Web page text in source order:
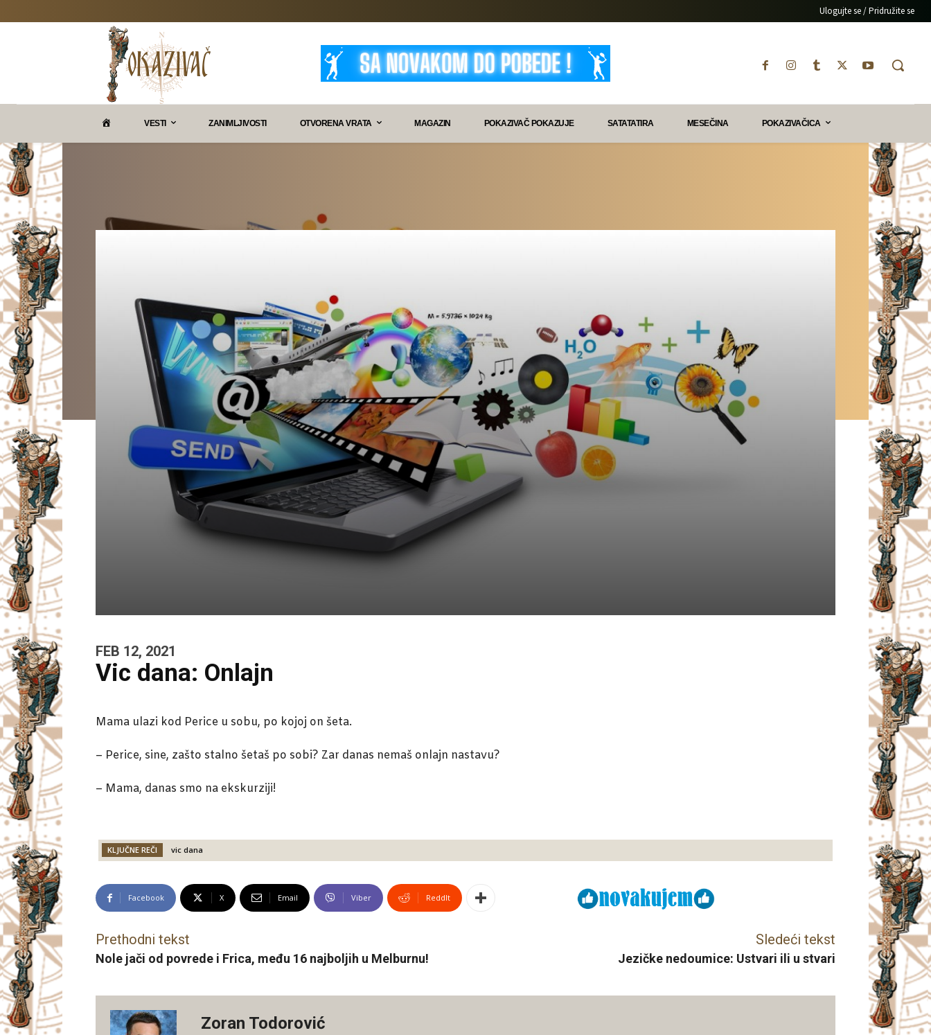
Ulogujte se / Pridružite se
VESTI ZANIMLJIVOSTI OTVORENA VRATA MAGAZIN POKAZIVAČ POKAZUJE SATATATIRA MESEČINA POKAZIVAČICA
FEB 12, 2021
Vic dana: Onlajn
Mama ulazi kod Perice u sobu, po kojoj on šeta.
– Perice, sine, zašto stalno šetaš po sobi? Zar danas nemaš onlajn nastavu?
– Mama, danas smo na ekskurziji!
KLJUČNE REČI vic dana
Facebook X Email Viber ReddIt
Prethodni tekst
Nole jači od povrede i Frica, među 16 najboljih u Melburnu!
Sledeći tekst
Jezičke nedoumice: Ustvari ili u stvari
Zoran Todorović